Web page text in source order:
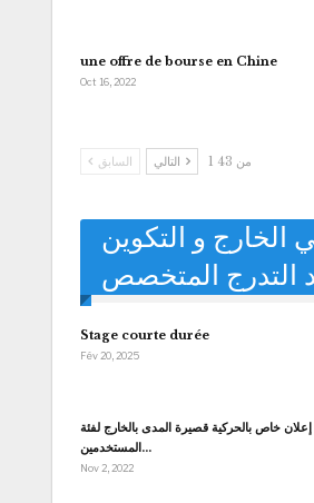
une offre de bourse en Chine
Oct 16, 2022
السابق 1 من 43
الخارج و التكوين
التدرج المتخصص
Stage courte durée
Fév 20, 2025
إعلان خاص بالحركية قصيرة المدى بالخارج لفئة
المستخدمين…
Nov 2, 2022